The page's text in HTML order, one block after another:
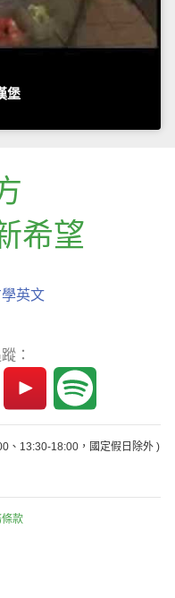
堡
希望
英文
：
、13:30-18:00，國定假日除外 )
條款